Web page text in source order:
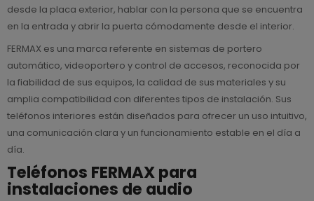
desde la placa exterior, hablar con la persona que se encuentra
en la entrada y abrir la puerta cómodamente desde el interior.
FERMAX es una marca referente en sistemas de portero
automático, videoportero y control de accesos, reconocida por
la fiabilidad de sus equipos, la calidad de sus materiales y su
amplia compatibilidad con diferentes tipos de instalación. Sus
teléfonos interiores están diseñados para ofrecer un uso intuitivo,
una comunicación clara y un funcionamiento estable en el día a
día.
Teléfonos FERMAX para
instalaciones de audio